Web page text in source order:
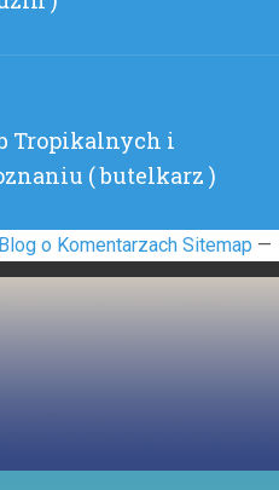
Tropikalnych i
( butelkarz )
Blog o Komentarzach Sitemap —